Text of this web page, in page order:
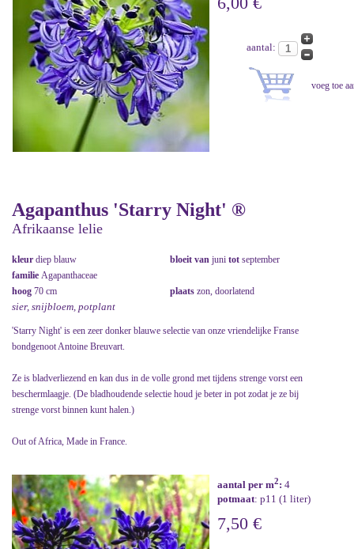
aantal:
Agapanthus 'Starry Night' ®
Afrikaanse lelie
kleur diep blauw bloeit van juni tot september
familie Agapanthaceae
hoog 70 cm plaats zon, doorlatend
sier, snijbloem, potplant
'Starry Night' is een zeer donker blauwe selectie van onze vriendelijke Franse
bondgenoot Antoine Breuvart.
Ze is bladverliezend en kan dus in de volle grond met tijdens strenge vorst een
beschermlaagje. (De bladhoudende selectie houd je beter in pot zodat je ze bij
strenge vorst binnen kunt halen.)
Out of Africa, Made in France.
aantal per m2: 4
potmaat: p11 (1 liter)
7,50 €